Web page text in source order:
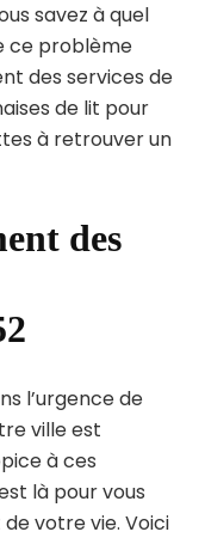
savez à quel
ce problème
des services de
de lit pour
à retrouver un
des
l’urgence de
ville est
à ces
là pour vous
votre vie. Voici